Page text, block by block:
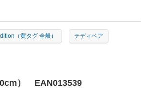
（黄タグ 全般） テディベア
） EAN013539